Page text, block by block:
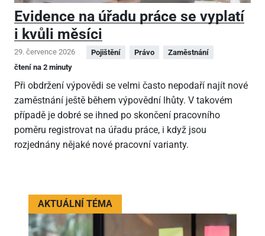
Evidence na úřadu práce se vyplatí
i kvůli měsíci
29. července 2026 Pojištění Právo
Zaměstnání
čtení na 2 minuty
Při obdržení výpovědi se velmi často nepodaří najít nové
zaměstnání ještě během výpovědní lhůty. V takovém
případě je dobré se ihned po skončení pracovního
poměru registrovat na úřadu práce, i když jsou
rozjednány nějaké nové pracovní varianty.
AKTUÁLNÍ TÉMA